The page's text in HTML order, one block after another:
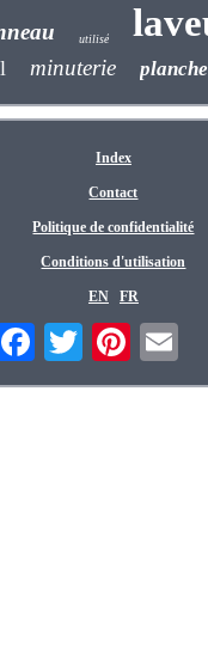
utilisé
minuterie planche
Index
Contact
Politique de confidentialité
Conditions d'utilisation
EN FR